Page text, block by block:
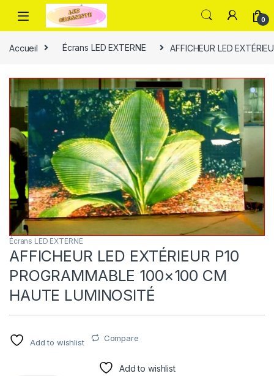
0
Accueil Écrans LED EXTERNE AFFICHEUR LED
Écrans LED EXTERNE
AFFICHEUR LED EXTÉRIEUR P10
PROGRAMMABLE 100×100 CM
HAUTE LUMINOSITÉ
Add to wishlist Compare
Add to wishlist